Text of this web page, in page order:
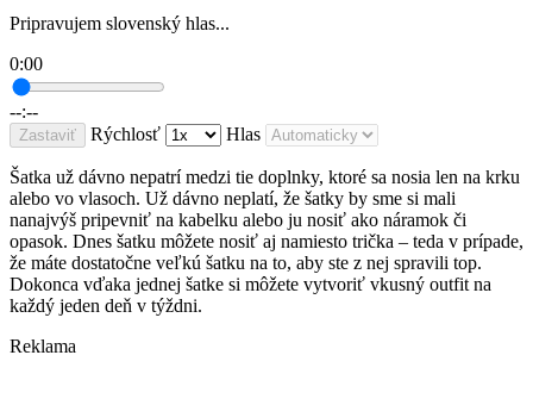
Pripravujem slovenský hlas...
0:00
--:--
Zastaviť Rýchlosť Hlas
Šatka už dávno nepatrí medzi tie doplnky, ktoré sa nosia len na krku
alebo vo vlasoch. Už dávno neplatí, že šatky by sme si mali
nanajvýš pripevniť na kabelku alebo ju nosiť ako náramok či
opasok. Dnes šatku môžete nosiť aj namiesto trička – teda v prípade,
že máte dostatočne veľkú šatku na to, aby ste z nej spravili top.
Dokonca vďaka jednej šatke si môžete vytvoriť vkusný outfit na
každý jeden deň v týždni.
Reklama